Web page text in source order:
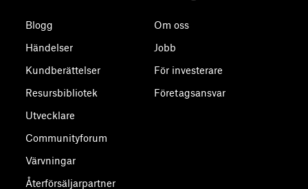
Blogg
Händelser
Kundberättelser
Resursbibliotek
Utvecklare
Communityforum
Värvningar
Återförsäljarpartner
Om oss
Jobb
För investerare
Företagsansvar